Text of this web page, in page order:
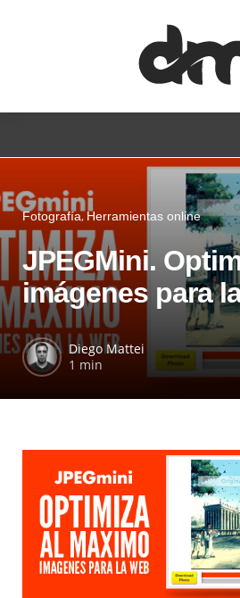
Fotografía Herramientas online
JPEGMini.
imágenes para
Diego Mattei
1 min